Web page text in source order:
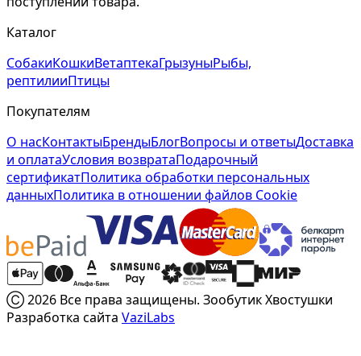
Каталог
СобакиКошкиВетаптекаГрызуныРыбы,
рептилииПтицы
Покупателям
О насКонтактыБрендыБлогВопросы и ответыДоставка
и оплатаУсловия возвратаПодарочный
сертификатПолитика обработки персональных
данныхПолитика в отношении файлов Cookie
Ⓒ 2026 Все права защищены. Зообутик Хвостушки
Разработка сайта VaziLabs